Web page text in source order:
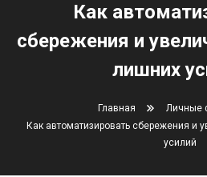
Как
сбережения и
лишних
Главная
Личные
Как автоматизировать сбережения и
усилий